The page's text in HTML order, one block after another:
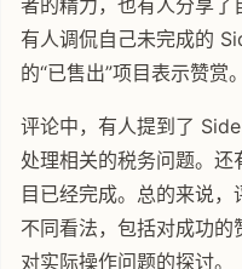
者的精力，也有人分享了
有人调侃自己未完成的
的“已售出”项目表示赞赏。
评论中，有人提到了
处理相关的税务问题。
目已经完成。总的来说
不同看法，包括对成功
对实际操作问题的探讨。